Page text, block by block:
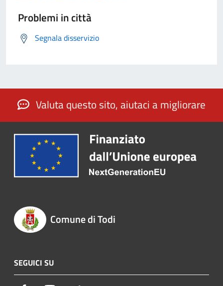
Problemi in città
Segnala disservizio
Valuta questo sito, aiutaci a migliorare
Comune di Todi
SEGUICI SU